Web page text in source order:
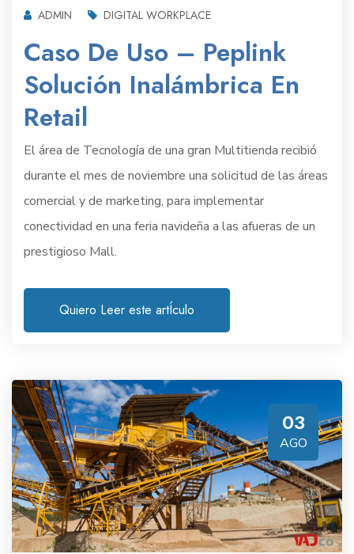
ADMIN DIGITAL WORKPLACE
Caso De Uso – Peplink
Solución Inalámbrica En
Retail
El área de Tecnología de una gran Multitienda recibió
durante el mes de noviembre una solicitud de las áreas
comercial y de marketing, para implementar
conectividad en una feria navideña a las afueras de un
prestigioso Mall.
Quiero Leer este artÍculo
03
AGO